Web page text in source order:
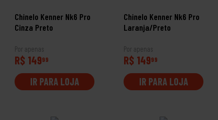
Chinelo Kenner Nk6 Pro
Cinza Preto
Por apenas
R$ 14999
IR PARA LOJA
Chinelo Kenner Nk6 Pro
Laranja/Preto
Por apenas
R$ 14999
IR PARA LOJA